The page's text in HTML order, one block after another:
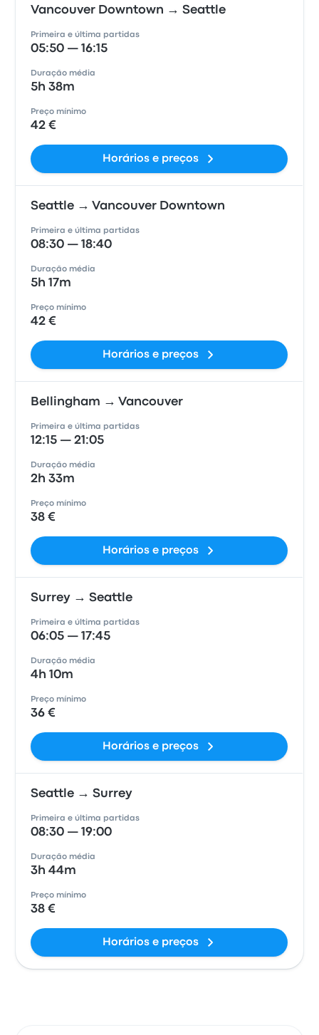
Vancouver Downtown → Seattle
Primeira e última partidas
05:50 — 16:15
Duração média
5h 38m
Preço mínimo
42 €
Horários e preços
Seattle → Vancouver Downtown
Primeira e última partidas
08:30 — 18:40
Duração média
5h 17m
Preço mínimo
42 €
Horários e preços
Bellingham → Vancouver
Primeira e última partidas
12:15 — 21:05
Duração média
2h 33m
Preço mínimo
38 €
Horários e preços
Surrey → Seattle
Primeira e última partidas
06:05 — 17:45
Duração média
4h 10m
Preço mínimo
36 €
Horários e preços
Seattle → Surrey
Primeira e última partidas
08:30 — 19:00
Duração média
3h 44m
Preço mínimo
38 €
Horários e preços